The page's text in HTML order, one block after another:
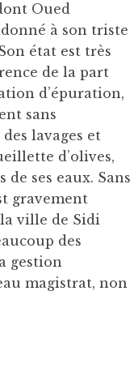
Oued
à son triste
état est très
de la part
d’épuration,
sans
lavages et
d’olives,
ses eaux. Sans
gravement
ville de Sidi
des
gestion
magistrat, non